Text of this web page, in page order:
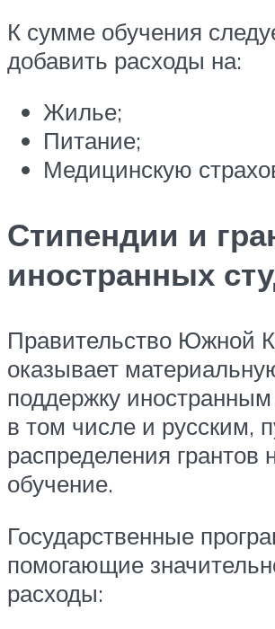
К сумме обучения
добавить расходы на:
Жилье;
Питание;
Медицинскую
Стипендии и
иностранных
Правительство Южной
оказывает
поддержку иностранным
в том числе и русским,
распределения грантов
обучение.
Государственные
помогающие
расходы: